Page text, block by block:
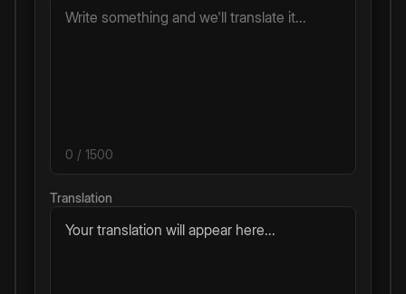
0 / 1500
Translation
Your translation will appear here...